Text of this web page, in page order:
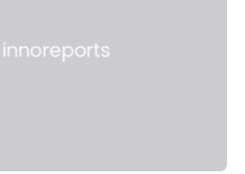
1,15 Millionen Euro über vier